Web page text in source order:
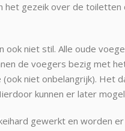
het gezeik over de
niet stil. Alle oude
de voegers bezig met
niet onbelangrijk). Het
kunnen er later
gewerkt en worden